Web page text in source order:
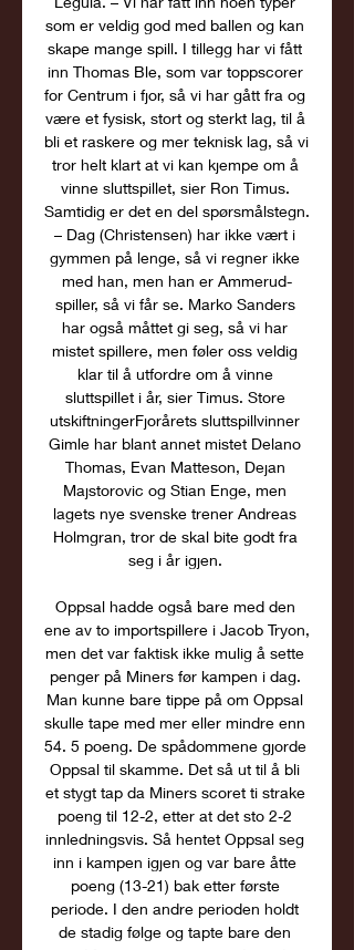
som er veldig god med ballen og kan
skape mange spill. I tillegg har vi fått
inn Thomas Ble, som var toppscorer
for Centrum i fjor, så vi har gått fra og
være et fysisk, stort og sterkt lag, til å
bli et raskere og mer teknisk lag, så vi
tror helt klart at vi kan kjempe om å
vinne sluttspillet, sier Ron Timus.
Samtidig er det en del spørsmålstegn.
– Dag (Christensen) har ikke vært i
gymmen på lenge, så vi regner ikke
med han, men han er Ammerud-
spiller, så vi får se. Marko Sanders
har også måttet gi seg, så vi har
mistet spillere, men føler oss veldig
klar til å utfordre om å vinne
sluttspillet i år, sier Timus. Store
utskiftningerFjorårets sluttspillvinner
Gimle har blant annet mistet Delano
Thomas, Evan Matteson, Dejan
Majstorovic og Stian Enge, men
lagets nye svenske trener Andreas
Holmgran, tror de skal bite godt fra
seg i år igjen.
Oppsal hadde også bare med den
ene av to importspillere i Jacob Tryon,
men det var faktisk ikke mulig å sette
penger på Miners før kampen i dag.
Man kunne bare tippe på om Oppsal
skulle tape med mer eller mindre enn
54. 5 poeng. De spådommene gjorde
Oppsal til skamme. Det så ut til å bli
et stygt tap da Miners scoret ti strake
poeng til 12-2, etter at det sto 2-2
innledningsvis. Så hentet Oppsal seg
inn i kampen igjen og var bare åtte
poeng (13-21) bak etter første
periode. I den andre perioden holdt
de stadig følge og tapte bare den